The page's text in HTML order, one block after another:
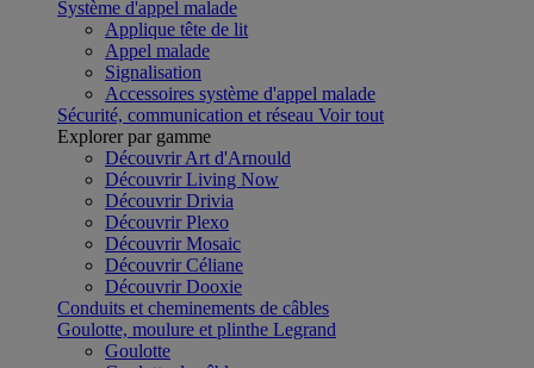
Système d'appel malade
Applique tête de lit
Appel malade
Signalisation
Accessoires système d'appel malade
Sécurité, communication et réseau Voir tout
Explorer par gamme
Découvrir Art d'Arnould
Découvrir Living Now
Découvrir Drivia
Découvrir Plexo
Découvrir Mosaic
Découvrir Céliane
Découvrir Dooxie
Conduits et cheminements de câbles
Goulotte, moulure et plinthe Legrand
Goulotte